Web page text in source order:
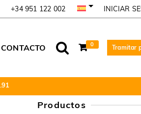
+34 951 122 002 INICIAR
CONTACTO 0 Tramitar
Productos